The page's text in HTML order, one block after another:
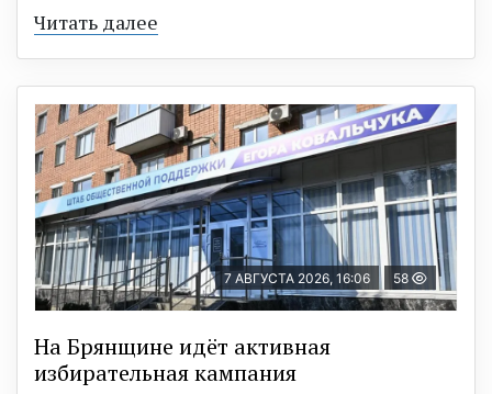
Читать далее
7 АВГУСТА 2026, 16:06 58
На Брянщине идёт активная
избирательная кампания